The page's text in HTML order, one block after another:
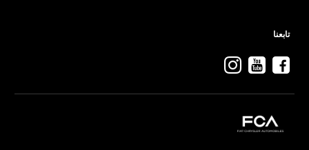
تابعنا